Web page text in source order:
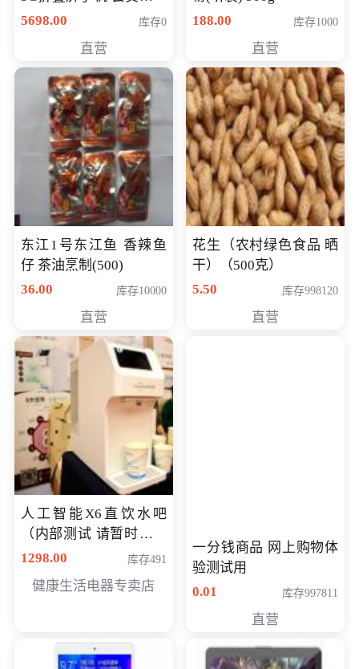
购买价格 4998元
5698.00 库存0
直营
188.00
库存1000
直营
东江1号东江鱼 香辣鱼
仔 茶油烹制(500)
36.00
库存10000
直营
花生（农村绿色食品 晒
干）（500克）
5.50
库存998120
直营
人工智能X6直饮水吧
（内部测试 请暂时不要
购买）
1298.00 库存491
健康生活电器专卖店
一分钱商品 网上购物体
验测试用
0.01
库存997811
直营